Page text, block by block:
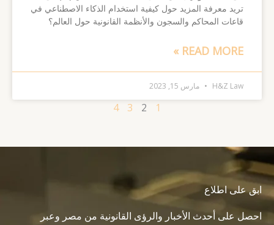
تريد معرفة المزيد حول كيفية استخدام الذكاء الاصطناعي في
قاعات المحاكم والسجون والأنظمة القانونية حول العالم؟
READ MORE »
H&Z Law مارس 15, 2023
1
2
3
4
ابق على اطلاع
احصل على أحدث الأخبار والرؤى القانونية من مصر وعبر